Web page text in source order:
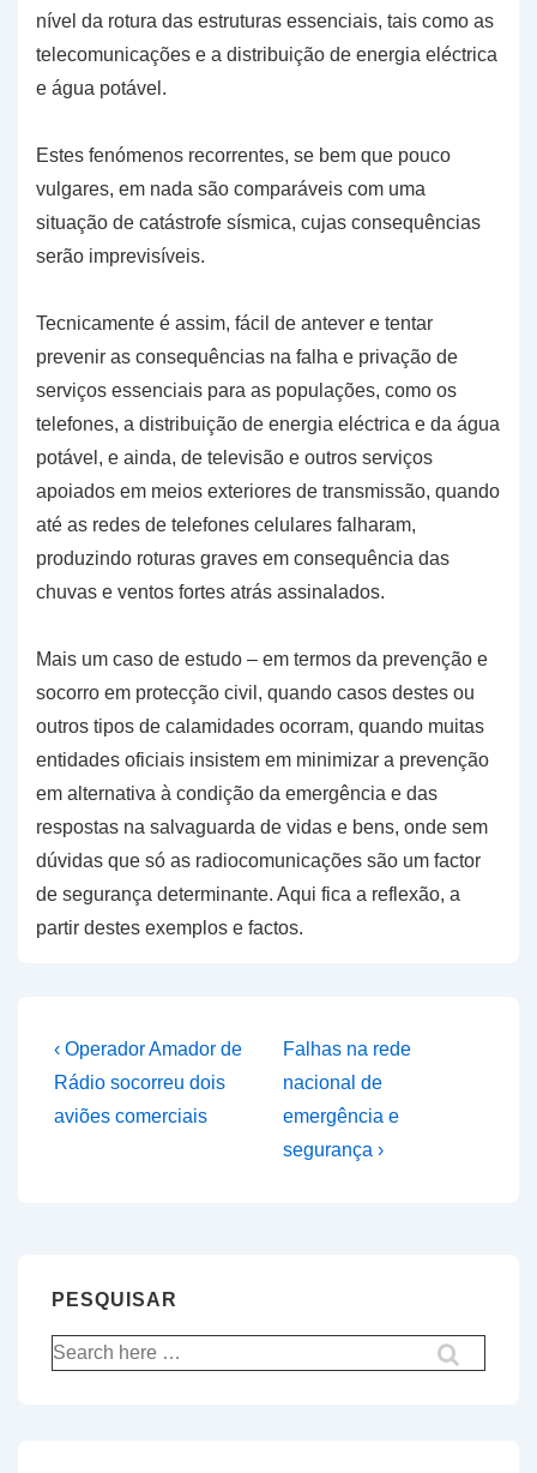
nível da rotura das estruturas essenciais, tais como as
telecomunicações e a distribuição de energia eléctrica
e água potável.
Estes fenómenos recorrentes, se bem que pouco
vulgares, em nada são comparáveis com uma
situação de catástrofe sísmica, cujas consequências
serão imprevisíveis.
Tecnicamente é assim, fácil de antever e tentar
prevenir as consequências na falha e privação de
serviços essenciais para as populações, como os
telefones, a distribuição de energia eléctrica e da água
potável, e ainda, de televisão e outros serviços
apoiados em meios exteriores de transmissão, quando
até as redes de telefones celulares falharam,
produzindo roturas graves em consequência das
chuvas e ventos fortes atrás assinalados.
Mais um caso de estudo – em termos da prevenção e
socorro em protecção civil, quando casos destes ou
outros tipos de calamidades ocorram, quando muitas
entidades oficiais insistem em minimizar a prevenção
em alternativa à condição da emergência e das
respostas na salvaguarda de vidas e bens, onde sem
dúvidas que só as radiocomunicações são um factor
de segurança determinante. Aqui fica a reflexão, a
partir destes exemplos e factos.
Navegação
de
artigos
Previous
Post
is
‹ Operador Amador de
Rádio socorreu dois
aviões comerciais
Next
Post
is
Falhas na rede
nacional de
emergência e
segurança ›
PESQUISAR
Pesquisar
por: